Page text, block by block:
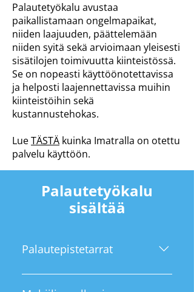
Palautetyökalu avustaa
paikallistamaan ongelmapaikat,
niiden laajuuden, päättelemään
niiden syitä sekä arvioimaan yleisesti
sisätilojen toimivuutta kiinteistössä.
Se on nopeasti käyttöönotettavissa
ja helposti laajennettavissa muihin
kiinteistöihin sekä
kustannustehokas.
LueTÄSTÄ kuinka Imatralla on otettu
palvelu käyttöön.
Palautetyökalu
sisältää
Palautepistetarrat
Palautepisteet toteutetaan